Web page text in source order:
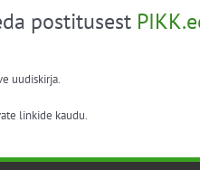
postitusest
uudiskirja.
linkide kaudu.